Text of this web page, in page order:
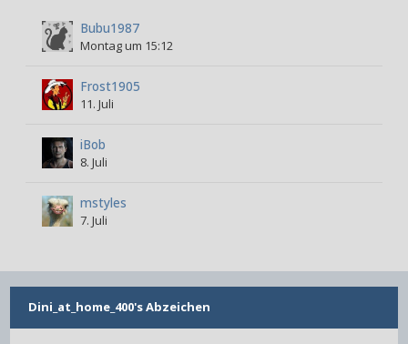
Bubu1987
Montag um 15:12
Frost1905
11. Juli
iBob
8. Juli
mstyles
7. Juli
Dini_at_home_400's Abzeichen